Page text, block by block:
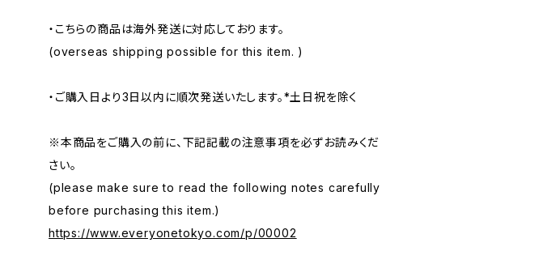
・こちらの商品は海外発送に対応しております。
(overseas shipping possible for this item. )
・ご購入日より3日以内に順次発送いたします。*土日祝を除く
※本商品をご購入の前に、下記記載の注意事項を必ずお読みくだ
さい。
(please make sure to read the following notes carefully
before purchasing this item.)
https://www.everyonetokyo.com/p/00002